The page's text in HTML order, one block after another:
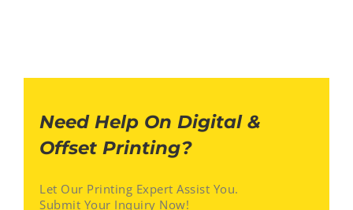
Need Help On Digital &
Offset Printing?
Let Our Printing Expert Assist You.
Submit Your Inquiry Now!